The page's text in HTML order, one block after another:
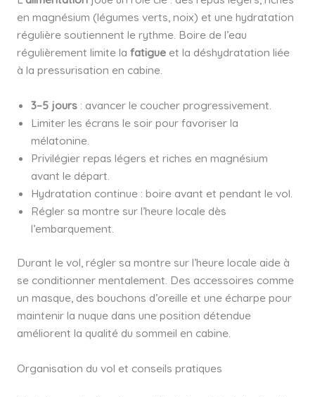
en magnésium (légumes verts, noix) et une hydratation
régulière soutiennent le rythme. Boire de l’eau
régulièrement limite la fatigueet la déshydratation liée
à la pressurisation en cabine.
3–5 jours: avancer le coucher progressivement.
Limiter les écrans le soir pour favoriser la
mélatonine.
Privilégier repas légers et riches en magnésium
avant le départ.
Hydratation continue : boire avant et pendant le vol.
Régler sa montre sur l’heure locale dès
l’embarquement.
Durant le vol, régler sa montre sur l’heure locale aide à
se conditionner mentalement. Des accessoires comme
un masque, des bouchons d’oreille et une écharpe pour
maintenir la nuque dans une position détendue
améliorent la qualité du sommeil en cabine.
Organisation du vol et conseils pratiques